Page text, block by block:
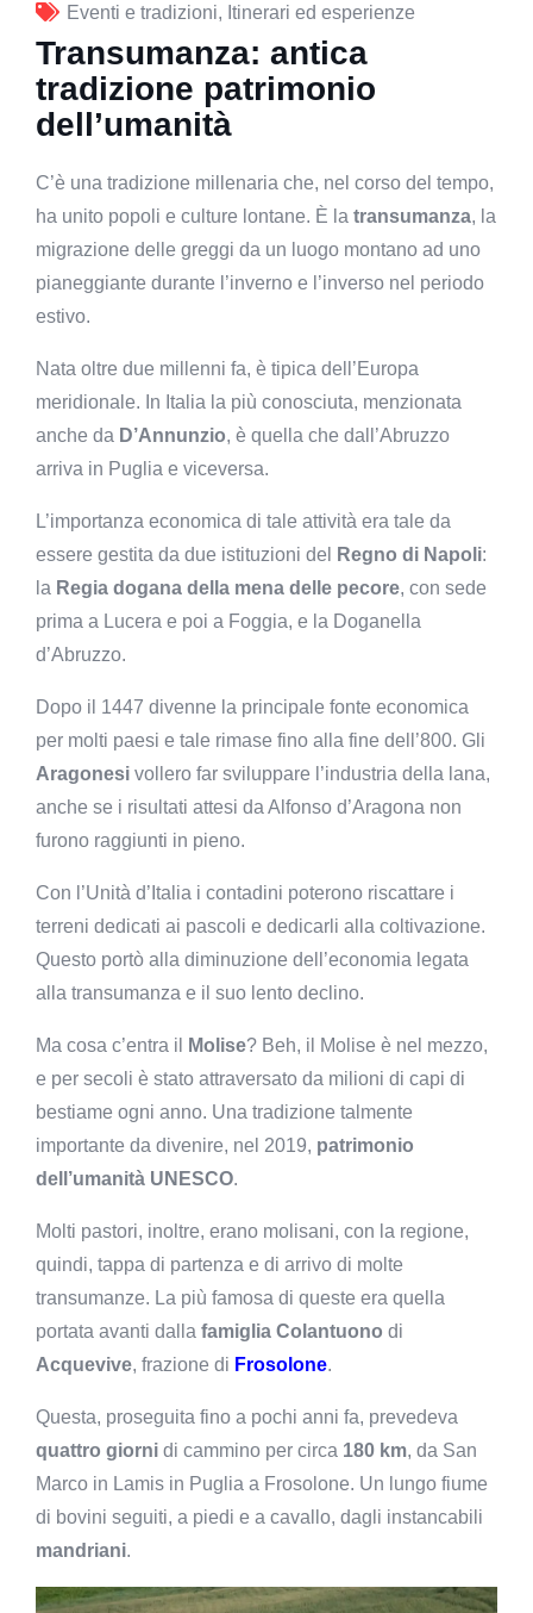
Eventi e tradizioni, Itinerari ed esperienze
Transumanza: antica
tradizione patrimonio
dell’umanità
C’è una tradizione millenaria che, nel corso del tempo,
ha unito popoli e culture lontane. È la transumanza, la
migrazione delle greggi da un luogo montano ad uno
pianeggiante durante l’inverno e l’inverso nel periodo
estivo.
Nata oltre due millenni fa, è tipica dell’Europa
meridionale. In Italia la più conosciuta, menzionata
anche da D’Annunzio, è quella che dall’Abruzzo
arriva in Puglia e viceversa.
L’importanza economica di tale attività era tale da
essere gestita da due istituzioni del
Regno di Napoli:
la Regia dogana della mena delle pecore, con sede
prima a Lucera e poi a Foggia, e la Doganella
d’Abruzzo.
Dopo il 1447 divenne la principale fonte economica
per molti paesi e tale rimase fino alla fine dell’800. Gli
Aragonesi vollero far sviluppare l’industria della lana,
anche se i risultati attesi da Alfonso d’Aragona non
furono raggiunti in pieno.
Con l’Unità d’Italia i contadini poterono riscattare i
terreni dedicati ai pascoli e dedicarli alla coltivazione.
Questo portò alla diminuzione dell’economia legata
alla transumanza e il suo lento declino.
Ma cosa c’entra il Molise? Beh, il Molise è nel mezzo,
e per secoli è stato attraversato da milioni di capi di
bestiame ogni anno. Una tradizione talmente
importante da divenire, nel 2019, patrimonio
dell’umanità UNESCO.
Molti pastori, inoltre, erano molisani, con la regione,
quindi, tappa di partenza e di arrivo di molte
transumanze. La più famosa di queste era quella
portata avanti dalla famiglia Colantuono di
Acquevive, frazione di Frosolone.
Questa, proseguita fino a pochi anni fa, prevedeva
quattro giorni di cammino per circa 180 km, da San
Marco in Lamis in Puglia a Frosolone. Un lungo fiume
di bovini seguiti, a piedi e a cavallo, dagli instancabili
mandriani.